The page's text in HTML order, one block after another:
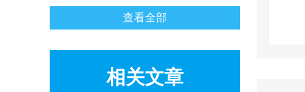
查看全部
相关文章